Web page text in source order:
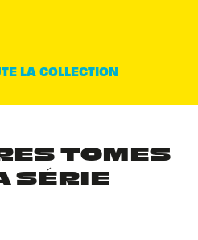
LA COLLECTION
TOMES
SÉRIE